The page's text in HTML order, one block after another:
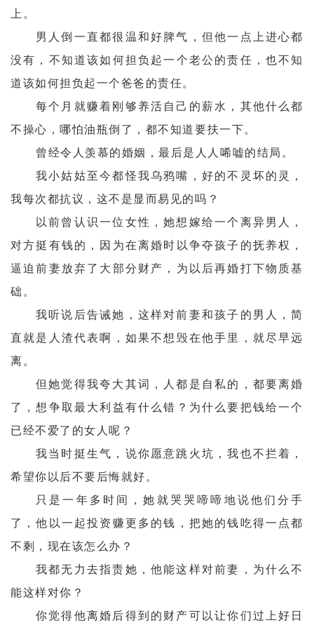
上。
男人倒一直都很温和好脾气，但他一点上进心都
没有，不知道该如何担负起一个老公的责任，也不知
道该如何担负起一个爸爸的责任。
每个月就赚着刚够养活自己的薪水，其他什么都
不操心，哪怕油瓶倒了，都不知道要扶一下。
曾经令人羡慕的婚姻，最后是人人唏嘘的结局。
我小姑姑至今都怪我乌鸦嘴，好的不灵坏的灵，
我每次都抗议，这不是显而易见的吗？
以前曾认识一位女性，她想嫁给一个离异男人，
对方挺有钱的，因为在离婚时以争夺孩子的抚养权，
逼迫前妻放弃了大部分财产，为以后再婚打下物质基
础。
我听说后告诫她，这样对前妻和孩子的男人，简
直就是人渣代表啊，如果不想毁在他手里，就尽早远
离。
但她觉得我夸大其词，人都是自私的，都要离婚
了，想争取最大利益有什么错？为什么要把钱给一个
已经不爱了的女人呢？
我当时挺生气，说你愿意跳火坑，我也不拦着，
希望你以后不要后悔就好。
只是一年多时间，她就哭哭啼啼地说他们分手
了，他以一起投资赚更多的钱，把她的钱吃得一点都
不剩，现在该怎么办？
我都无力去指责她，他能这样对前妻，为什么不
能这样对你？
你觉得他离婚后得到的财产可以让你们过上好日